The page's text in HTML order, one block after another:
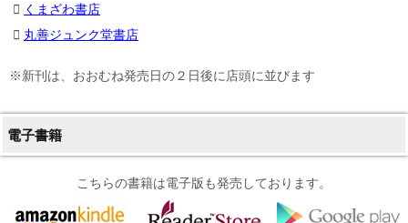
くまざわ書店
丸善ジュンク堂書店
※新刊は、おおむね発売日の２日後に店頭に並びます
電子書籍
こちらの書籍は電子版も発売しております。